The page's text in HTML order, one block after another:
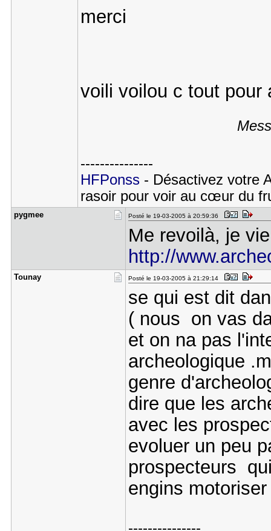
merci
voili voilou c tout
---------------
HFPonss- Désactivez votre
rasoir pour voir au cœur du
pygmee Posté le 19-03-2005 à 20:59:36
Me revoilà, je
http://
Tounay Posté le 19-03-2005 à 21:29:14
se qui est dit
( nous on vas
et on na pas
archeologique
genre
dire que les
avec les
evoluer un peu
prospecteurs
engins